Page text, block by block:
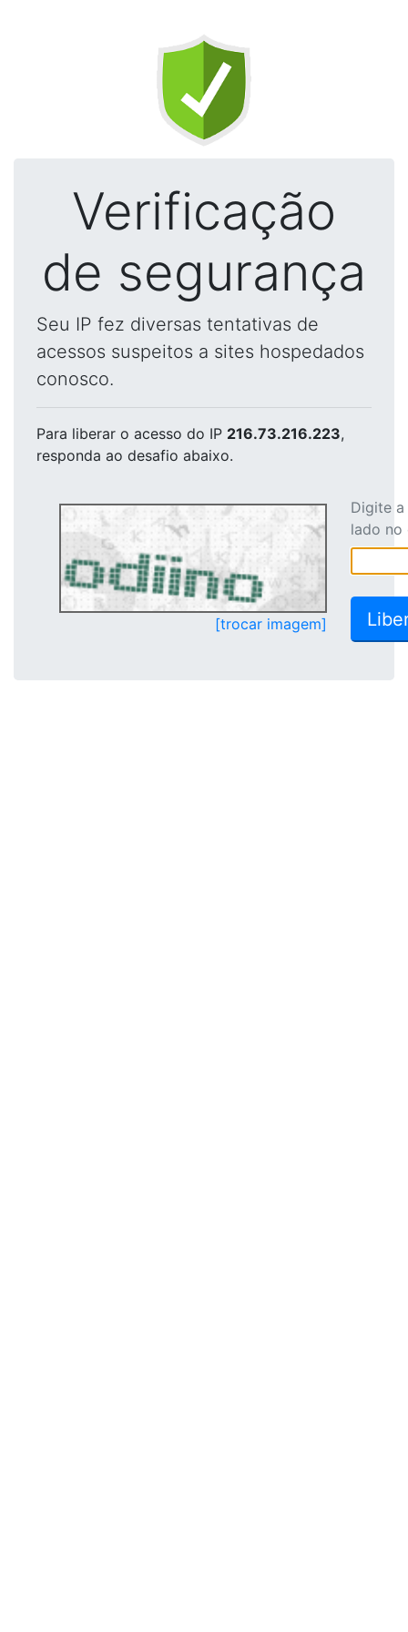
Verificação
de segurança
Seu IP fez diversas tentativas de
acessos suspeitos a sites hospedados
conosco.
Para liberar o acesso do IP 216.73.216.223,
responda ao desafio abaixo.
[trocar imagem]
Digite
lado no